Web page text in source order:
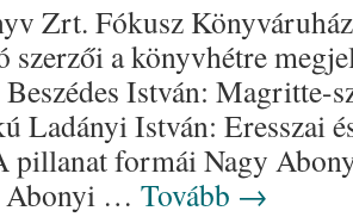
Zrt. Fókusz
szerzői a könyvhétre
István: Magritte-
Ladányi István: Eresszai
pillanat formái Nagy
Abonyi … Tovább →